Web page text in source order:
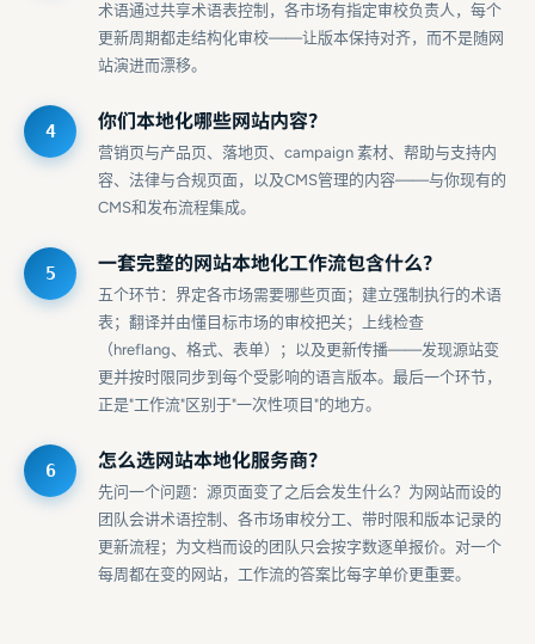
术语通过共享术语表控制，各市场有指定审校负责人，每个
更新周期都走结构化审校——让版本保持对齐，而不是随网
站演进而漂移。
你们本地化哪些网站内容？
营销页与产品页、落地页、campaign 素材、帮助与支持内
容、法律与合规页面，以及CMS管理的内容——与你现有的
CMS和发布流程集成。
一套完整的网站本地化工作流包含什么？
五个环节：界定各市场需要哪些页面；建立强制执行的术语
表；翻译并由懂目标市场的审校把关；上线检查
（hreflang、格式、表单）；以及更新传播——发现源站变
更并按时限同步到每个受影响的语言版本。最后一个环节，
正是"工作流"区别于"一次性项目"的地方。
怎么选网站本地化服务商？
先问一个问题：源页面变了之后会发生什么？为网站而设的
团队会讲术语控制、各市场审校分工、带时限和版本记录的
更新流程；为文档而设的团队只会按字数逐单报价。对一个
每周都在变的网站，工作流的答案比每字单价更重要。